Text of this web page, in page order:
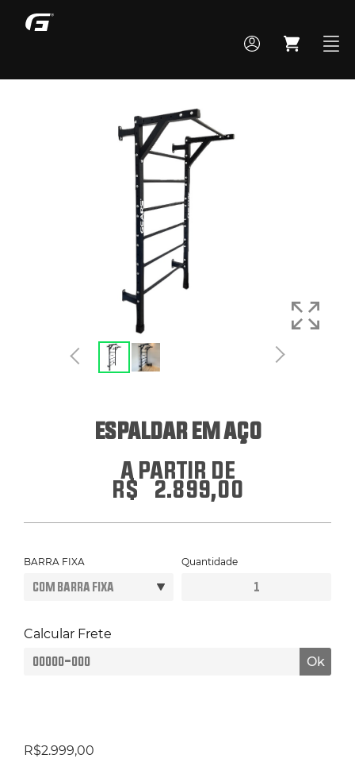
MONTE SEU BOX
TODOS OS PRODUTOS
ERGÔMETROS
ATENDIMENTO POR WHATSAPP
ESPALDAR EM AÇO
A PARTIR DE
R$ 2.899,00
BARRA FIXA
Quantidade
Calcular Frete
Ok
R$2.999,00